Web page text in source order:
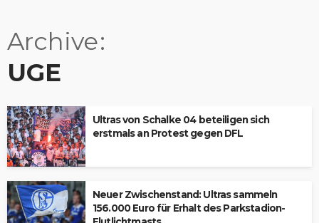
Archive
UGE
Ultras von Schalke 04 beteiligen sich
erstmals an Protest gegen DFL
Neuer Zwischenstand: Ultras sammeln
156.000 Euro für Erhalt des Parkstadion-